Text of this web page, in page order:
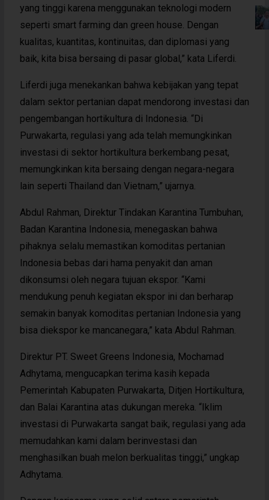
yang tinggi karena menggunakan teknologi modern
seperti smart farming dan green house. Dengan
kualitas, kuantitas, kontinuitas, dan diplomasi yang
baik, kita bisa bersaing di pasar global,” kata Liferdi.
Liferdi juga menekankan bahwa kebijakan yang tepat
dalam sektor pertanian dapat mendorong investasi dan
pengembangan hortikultura di Indonesia. “Di
Purwakarta, regulasi yang ada telah memungkinkan
investasi di sektor hortikultura berkembang pesat,
memungkinkan kita bersaing dengan negara-negara
lain seperti Thailand dan Vietnam,” ujarnya.
Abdul Rahman, Direktur Tindakan Karantina Tumbuhan,
Badan Karantina Indonesia, menegaskan bahwa
pihaknya selalu memastikan komoditas pertanian
Indonesia bebas dari hama penyakit dan aman
dikonsumsi oleh negara tujuan ekspor. “Kami
mendukung penuh kegiatan ekspor ini dan berharap
semakin banyak komoditas pertanian Indonesia yang
bisa diekspor ke mancanegara,” kata Abdul Rahman.
Direktur PT. Sweet Greens Indonesia, Mochamad
Adhytama, mengucapkan terima kasih kepada
Pemerintah Kabupaten Purwakarta, Ditjen Hortikultura,
dan Balai Karantina atas dukungan mereka. “Iklim
investasi di Purwakarta sangat baik, regulasi yang ada
memudahkan kami dalam berinvestasi dan
menghasilkan buah melon berkualitas tinggi,” ungkap
Adhytama.